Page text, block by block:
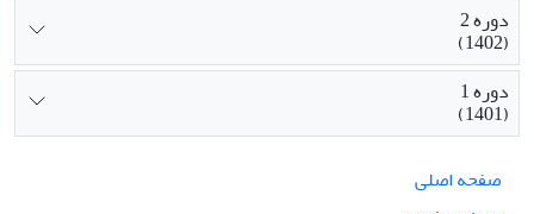
دوره 2
(1402)
دوره 1
(1401)
صفحه اصلی